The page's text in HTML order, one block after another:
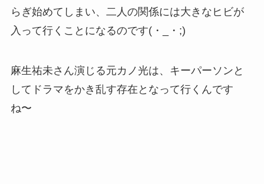
らぎ始めてしまい、二人の関係には大きなヒビが
入って行くことになるのです(・_・;)
麻生祐未さん演じる元カノ光は、キーパーソンと
してドラマをかき乱す存在となって行くんです
ね〜